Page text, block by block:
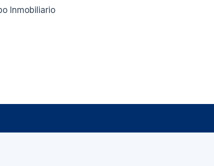
Inmobiliario